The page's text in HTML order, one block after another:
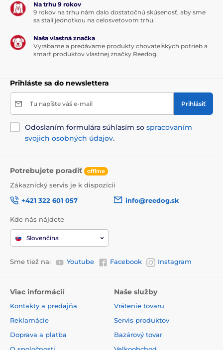
Na trhu 9 rokov
9 rokov na trhu nám dalo dostatočnú skúsenosť, aby sme
sa stali jednotkou na celosvetovom trhu.
Naša vlastná značka
Vyrábame a predávame produkty chovateľských potrieb a
smart produktov vlastnej značky Reedog.
Prihláste sa do newslettera
Tu napíšte váš e-mail Prihlásiť
Odoslaním formulára súhlasím so spracovaním
svojich osobných údajov.
Potrebujete poradiť offline
Zákaznický servis je k dispozícii
+421 322 601 057
info@reedog.sk
Kde nás nájdete
Slovenčina
Sme tiež na: Youtube Facebook Instagram
Viac informácií
Kontakty a predajňa
Reklamácie
Doprava a platba
Naše služby
Vrátenie tovaru
Servis produktov
Bazárový tovar